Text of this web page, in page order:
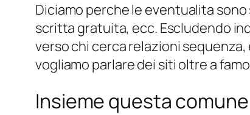
Diciamo perche le eventualita
scritta gratuita, ecc. Escludendo
verso chi cerca relazioni
vogliamo parlare dei siti oltre a
Insieme questa